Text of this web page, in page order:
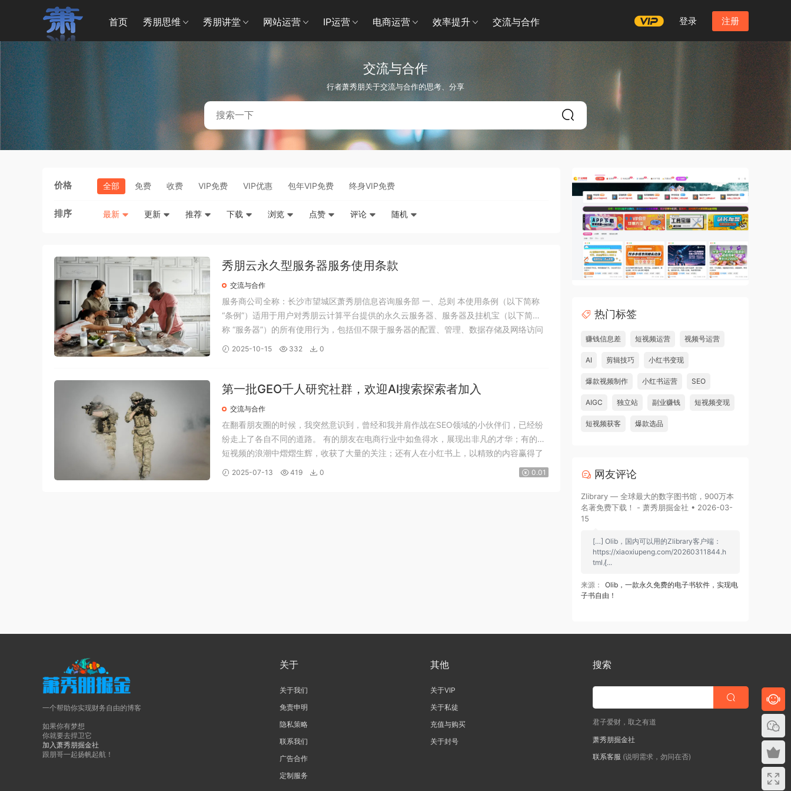
首页 秀朋思维 秀朋讲堂 网站运营 IP运营 电商运营 效率提升 交流与合作 登录 注册
交流与合作
行者萧秀朋关于交流与合作的思考、分享
价格 全部 免费 收费 VIP免费 VIP优惠 包年VIP免费 终身VIP免费
排序 最新 更新 推荐 下载 浏览 点赞 评论 随机
秀朋云永久型服务器服务使用条款
交流与合作
服务商公司全称：长沙市望城区萧秀朋信息咨询服务部 一、总则 本使用条例（以下简称
“条例”）适用于用户对秀朋云计算平台提供的永久云服务器、服务器及挂机宝（以下简
称 “服务器”）的所有使用行为，包括但不限于服务器的配置、管理、数据存储及网络访问
等。 用户在购买或使用服务器前，应仔细阅读并充分理解本条例的全部条款。用户点击“同
2025-10-15 332 0
第一批GEO千人研究社群，欢迎AI搜索探索者加入
交流与合作
在翻看朋友圈的时候，我突然意识到，曾经和我并肩作战在SEO领域的小伙伴们，已经纷
纷走上了各自不同的道路。 有的朋友在电商行业中如鱼得水，展现出非凡的才华；有的在
短视频的浪潮中熠熠生辉，收获了大量的关注；还有人在小红书上，以精致的内容赢得了
众多粉丝；更有一些人勇敢地出海，在广阔的国际市场上书写着自己的精彩篇章。我们曾
2025-07-13 419 0 0.01
热门标签
赚钱信息差 短视频运营 视频号运营
AI 剪辑技巧 小红书变现
爆款视频制作 小红书运营 SEO
AIGC 独立站 副业赚钱 短视频变现
短视频获客 爆款选品
网友评论
Zlibrary — 全球最大的数字图书馆，900万本
名著免费下载！ - 萧秀朋掘金社 • 2026-03-
15
[…] Olib，国内可以用的Zlibrary客户端：
https://xiaoxiupeng.com/20260311844.h
tml [̷...
来源：
Olib，一款永久免费的电子书软件，实现电
子书自由！
一个帮助你实现财务自由的博客
如果你有梦想
你就要去捍卫它
加入萧秀朋掘金社
跟朋哥一起扬帆起航！
关于
关于我们
免责申明
隐私策略
联系我们
广告合作
定制服务
其他
关于VIP
关于私徒
充值与购买
关于封号
搜索
君子爱财，取之有道
萧秀朋掘金社
联系客服 (说明需求，勿问在否)